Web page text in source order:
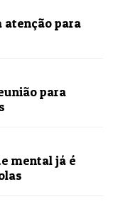
atenção para
para
mental já é